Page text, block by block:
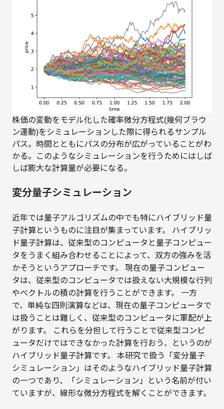
株価の変動をモデル化した確率微分方程式(幾何ブラウ
ン運動)をシミュレーションした際に得られるサンプル
パス。時間とともにパスの分布が広がっていることがわ
かる。このようなシミュレーションを行うためにはしば
しば膨大な計算量が必要になる。
変分量子シミュレーション
近年では量子アルゴリズムの中でも特にハイブリッド量
子計算というものに注目が集まっています。 ハイブリッ
ド量子計算は、従来型のコンピュータと量子コンピュー
タをうまく組み合わせることによって、双方の強みを活
かそうというアプローチです。 現在の量子コンピュー
タは、従来型のコンピュータでは扱えない大規模な行列
やベクトルの積の計算を行うことができます。 一方
で、単純な四則演算などは、現在の量子コンピュータで
は扱うことは難しく、従来型のコンピュータに軍配が上
がります。 これらを分担して行うことで従来型コンピ
ュータだけではできなかった計算を行おう、というのが
ハイブリッド量子計算です。 本研究で扱う「変分量子
シミュレーション」はそのようなハイブリッド量子計算
の一つであり、「シミュレーション」という名前が付い
ていますが、線形な微分方程式を解くことができます。